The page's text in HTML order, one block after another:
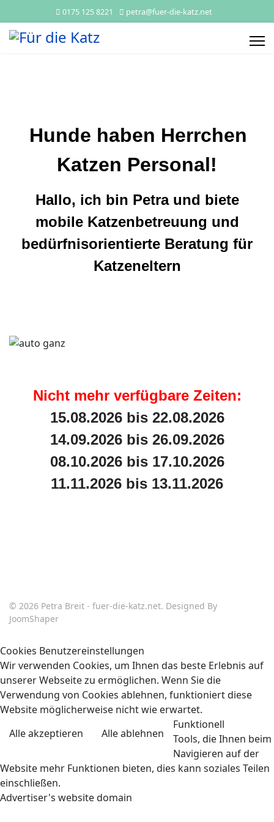
0175 125 8221 petra@fuer-die-katz.net
Hunde haben Herrchen
Katzen Personal!
Hallo, ich bin Petra und biete
mobile Katzenbetreuung und
bedürfnisorientierte Beratung für
Katzeneltern
Nicht mehr verfügbare Zeiten:
15.08.2026 bis 22.08.2026
14.09.2026 bis 26.09.2026
08.10.2026 bis 17.10.2026
11.11.2026 bis 13.11.2026
© 2026 Petra Breit - fuer-die-katz.net. Designed By
JoomShaper
Cookies Benutzereinstellungen
Wir verwenden Cookies, um Ihnen das beste Erlebnis auf
unserer Webseite zu ermöglichen. Wenn Sie die
Verwendung von Cookies ablehnen, funktioniert diese
Website möglicherweise nicht wie erwartet.
Alle akzeptieren
Alle ablehnen
Funktionell
Tools, die Ihnen beim
Navigieren auf der
Website mehr Funktionen bieten, dies kann soziales Teilen
einschließen.
Advertiser's website domain